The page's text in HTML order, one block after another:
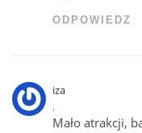
ODPOWIEDZ
iza
Mało atrakcji,